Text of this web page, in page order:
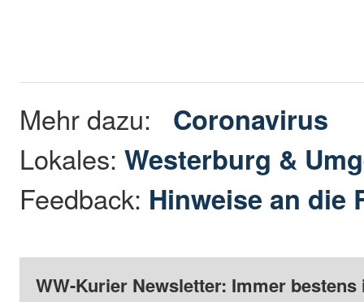
Mehr dazu: Coronavirus
Lokales:Westerburg &
Feedback: Hinweise an die
WW-Kurier Newsletter: Immer